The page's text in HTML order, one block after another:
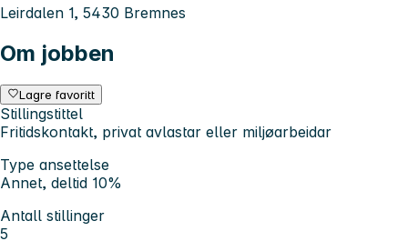
Leirdalen 1, 5430 Bremnes
Om jobben
Lagre favoritt
Stillingstittel
Fritidskontakt, privat avlastar eller miljøarbeidar
Type ansettelse
Annet, deltid 10%
Antall stillinger
5